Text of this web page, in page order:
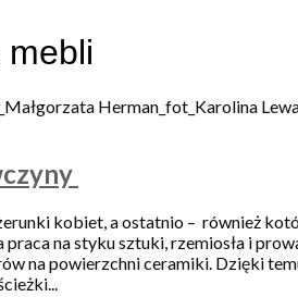
kobiet, a ostatnio – również
na styku sztuki, rzemiosła i
na powierzchni ceramiki. Dzięki